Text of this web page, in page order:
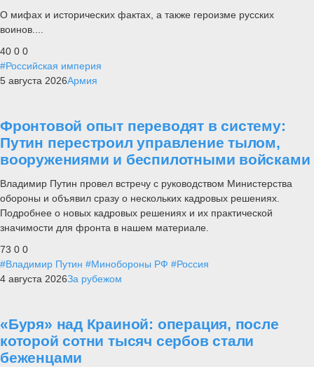
О мифах и исторических фактах, а также героизме русских
воинов....
40 0 0
#Российская империя
5 августа 2026Армия
Фронтовой опыт переводят в систему:
Путин перестроил управление тылом,
вооружениями и беспилотными войсками
Владимир Путин провел встречу с руководством Министерства
обороны и объявил сразу о нескольких кадровых решениях.
Подробнее о новых кадровых решениях и их практической
значимости для фронта в нашем материале.
73 0 0
#Владимир Путин #Минобороны РФ #Россия
4 августа 2026За рубежом
«Буря» над Краиной: операция, после
которой сотни тысяч сербов стали
беженцами